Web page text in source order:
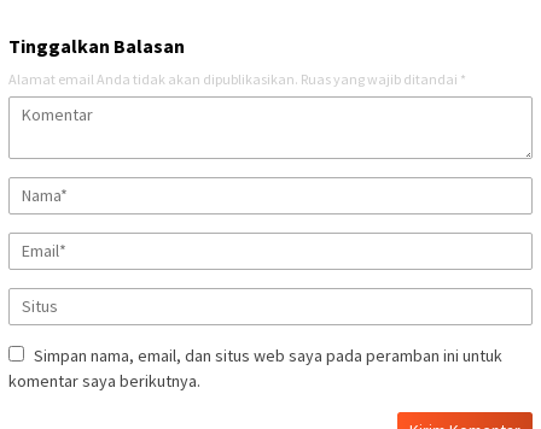
Tinggalkan Balasan
Alamat email Anda tidak akan dipublikasikan. Ruas yang wajib ditandai *
Simpan nama, email, dan situs web saya pada peramban ini untuk
komentar saya berikutnya.